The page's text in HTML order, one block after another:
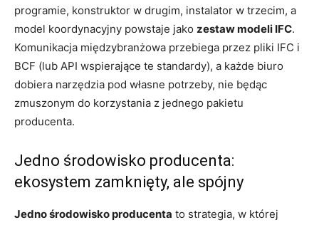
programie, konstruktor w drugim, instalator w trzecim, a
model koordynacyjny powstaje jako zestaw modeli IFC.
Komunikacja międzybranżowa przebiega przez pliki IFC i
BCF (lub API wspierające te standardy), a każde biuro
dobiera narzędzia pod własne potrzeby, nie będąc
zmuszonym do korzystania z jednego pakietu
producenta.
Jedno środowisko producenta:
ekosystem zamknięty, ale spójny
Jedno środowisko producenta to strategia, w której